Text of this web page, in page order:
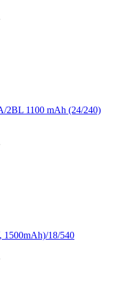
2BL 1100 mAh (24/240)
1500mAh)/18/540